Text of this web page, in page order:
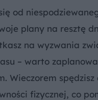
od
plany na resztę
na wyzwania
– warto
Wieczorem spędzisz
fizycznej, co